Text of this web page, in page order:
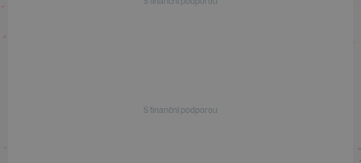
S finanční podporou